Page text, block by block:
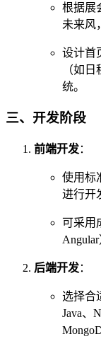
根据展
未来风
设计首
（如
统。
三、开发阶段
前端开发：
使用标
进行开
可采用
后端开发：
选择合
Java、